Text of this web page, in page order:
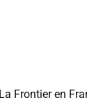
Frontier en